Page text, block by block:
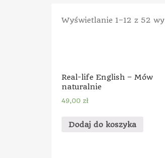
Wyświetlanie 1–12 z 52
Real-life English – Mów
naturalnie
49,00 zł
Dodaj do koszyka